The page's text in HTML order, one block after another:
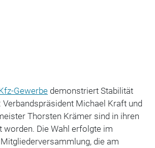
Gewerbedemonstriert Stabilität
Verbandspräsident Michael Kraft und
Thorsten Krämer sind in ihren
worden. Die Wahl erfolgte im
die am